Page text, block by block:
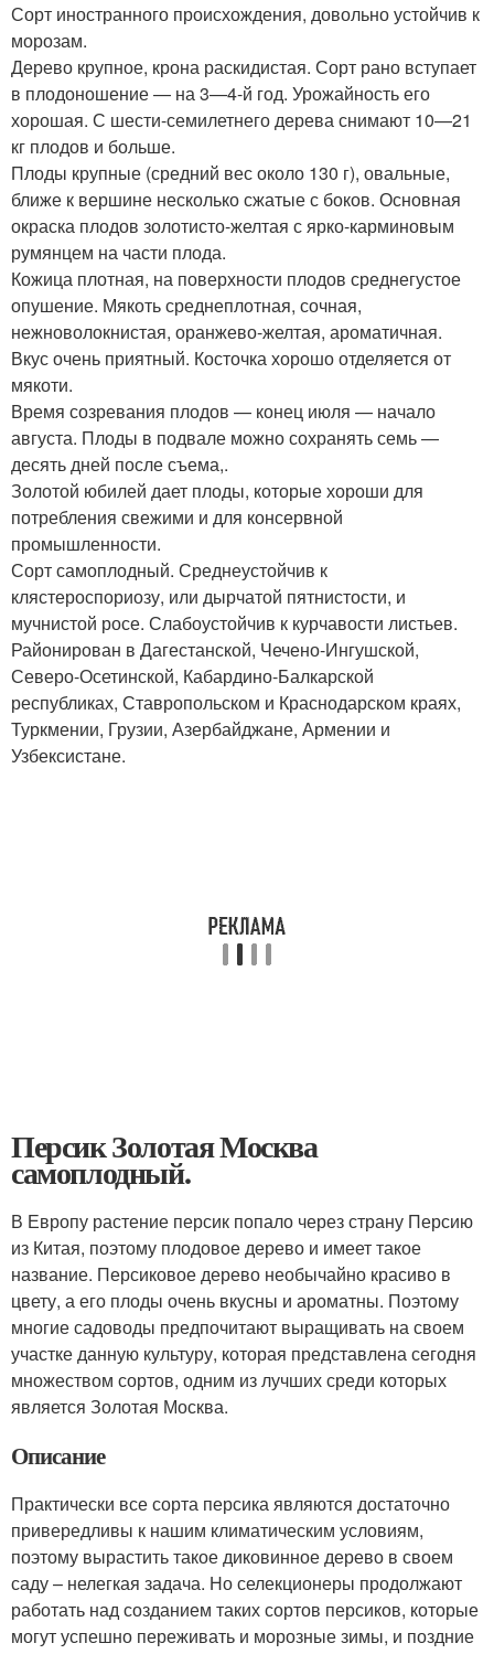
Сорт иностранного происхождения, довольно устойчив к
морозам.
Дерево крупное, крона раскидистая. Сорт рано вступает
в плодоношение — на 3—4-й год. Урожайность его
хорошая. С шести-семилетнего дерева снимают 10—21
кг плодов и больше.
Плоды крупные (средний вес около 130 г), овальные,
ближе к вершине несколько сжатые с боков. Основная
окраска плодов золотисто-желтая с ярко-карминовым
румянцем на части плода.
Кожица плотная, на поверхности плодов среднегустое
опушение. Мякоть среднеплотная, сочная,
нежноволокнистая, оранжево-желтая, ароматичная.
Вкус очень приятный. Косточка хорошо отделяется от
мякоти.
Время созревания плодов — конец июля — начало
августа. Плоды в подвале можно сохранять семь —
десять дней после съема,.
Золотой юбилей дает плоды, которые хороши для
потребления свежими и для консервной
промышленности.
Сорт самоплодный. Среднеустойчив к
клястероспориозу, или дырчатой пятнистости, и
мучнистой росе. Слабоустойчив к курчавости листьев.
Районирован в Дагестанской, Чечено-Ингушской,
Северо-Осетинской, Кабардино-Балкарской
республиках, Ставропольском и Краснодарском краях,
Туркмении, Грузии, Азербайджане, Армении и
Узбексистане.
Персик Золотая Москва
самоплодный.
В Европу растение персик попало через страну Персию
из Китая, поэтому плодовое дерево и имеет такое
название. Персиковое дерево необычайно красиво в
цвету, а его плоды очень вкусны и ароматны. Поэтому
многие садоводы предпочитают выращивать на своем
участке данную культуру, которая представлена сегодня
множеством сортов, одним из лучших среди которых
является Золотая Москва.
Описание
Практически все сорта персика являются достаточно
привередливы к нашим климатическим условиям,
поэтому вырастить такое диковинное дерево в своем
саду – нелегкая задача. Но селекционеры продолжают
работать над созданием таких сортов персиков, которые
могут успешно переживать и морозные зимы, и поздние